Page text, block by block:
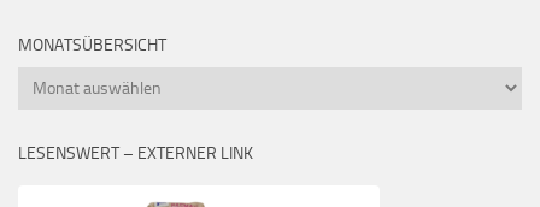
MONATSÜBERSICHT
Monatsübersicht
LESENSWERT – EXTERNER LINK